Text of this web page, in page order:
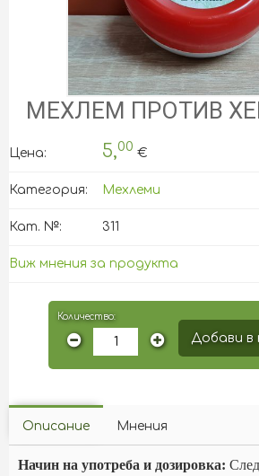
МЕХЛЕМ ПРОТИВ
Цена: 5,00 €
Категория: Мехлеми
Кат. №: 311
Виж мнения за продукта
Количество:
Добави в
Описание Мнения
Начин на употреба и дозировка: